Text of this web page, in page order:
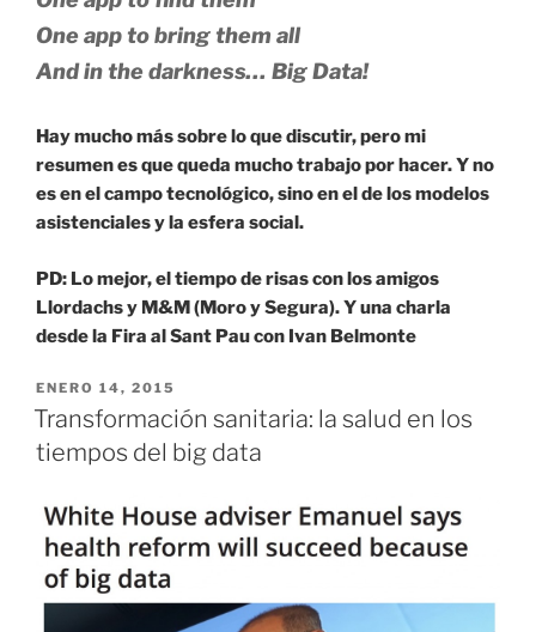
One app to bring them all
And in the darkness… Big Data!
Hay mucho más sobre lo que discutir, pero mi
resumen es que queda mucho trabajo por hacer. Y no
es en el campo tecnológico, sino en el de los modelos
asistenciales y la esfera social.
PD: Lo mejor, el tiempo de risas con los amigos
Llordachs y M&M (Moro y Segura). Y una charla
desde la Fira al Sant Pau con Ivan Belmonte
PUBLICADO
EL
ENERO 14, 2015
Transformación sanitaria: la salud en los
tiempos del big data